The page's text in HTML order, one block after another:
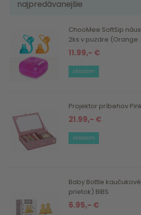
najpredávanejšie
ChooMee SoftSip
2ks v puzdre (Orange
11.99,- €
skladom
Projektor príbehov
21.99,- €
skladom
Baby Bottle
prietok) BIBS
6.95,- €